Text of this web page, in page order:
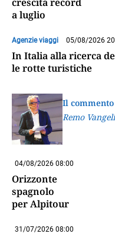
a luglio
Agenzie viaggi 05/08/2026
In Italia alla ricerca
le rotte turistiche
Il
Remo
04/08/2026 08:00
Orizzonte
spagnolo
per Alpitour
31/07/2026 08:00